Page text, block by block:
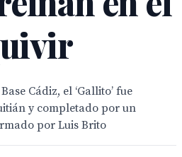
Cádiz, el ‘Gallito’ fue
y completado por un
por Luis Brito